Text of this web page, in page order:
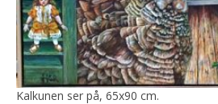
Kalkunen ser på, 65x90 cm.